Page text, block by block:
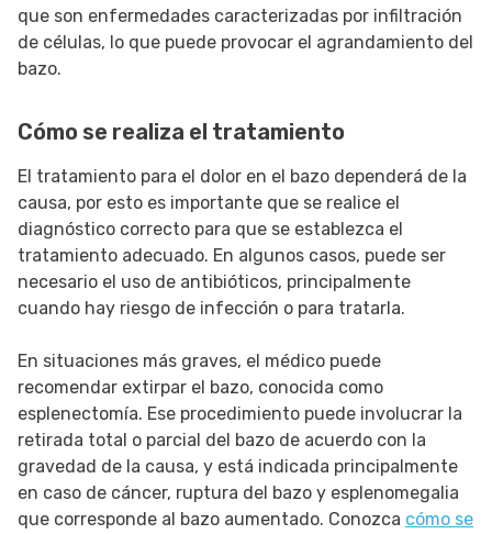
que son enfermedades caracterizadas por infiltración
de células, lo que puede provocar el agrandamiento del
bazo.
Cómo se realiza el tratamiento
El tratamiento para el dolor en el bazo dependerá de la
causa, por esto es importante que se realice el
diagnóstico correcto para que se establezca el
tratamiento adecuado. En algunos casos, puede ser
necesario el uso de antibióticos, principalmente
cuando hay riesgo de infección o para tratarla.
En situaciones más graves, el médico puede
recomendar extirpar el bazo, conocida como
esplenectomía. Ese procedimiento puede involucrar la
retirada total o parcial del bazo de acuerdo con la
gravedad de la causa, y está indicada principalmente
en caso de cáncer, ruptura del bazo y esplenomegalia
que corresponde al bazo aumentado. Conozca cómo se